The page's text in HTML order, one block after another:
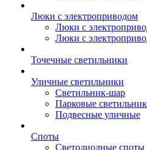
Люки с электроприводом
Люки с
Люки с
Точечные светильники
Уличные светильники
Светильник-шар
Парковые
Подвесные уличные
Споты
Светодиодные споты